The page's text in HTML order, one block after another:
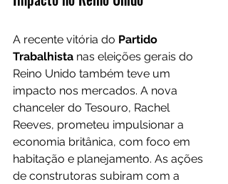
A recente vitória do Partido
Trabalhista nas eleições gerais do
Reino Unido também teve um
impacto nos mercados. A nova
chanceler do Tesouro, Rachel
Reeves, prometeu impulsionar a
economia britânica, com foco em
habitação e planejamento. As ações
de construtoras subiram com a